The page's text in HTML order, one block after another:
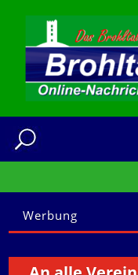
Werbung